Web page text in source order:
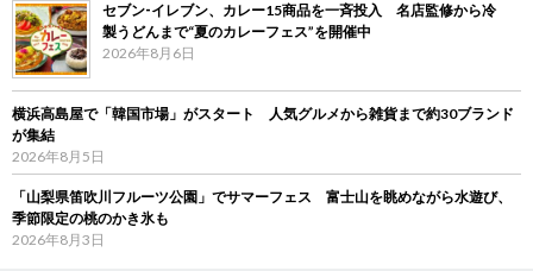
セブン‐イレブン、カレー15商品を一斉投入 名店監修から冷
製うどんまで“夏のカレーフェス”を開催中
2026年8月6日
横浜高島屋で「韓国市場」がスタート 人気グルメから雑貨まで約30ブランド
が集結
2026年8月5日
「山梨県笛吹川フルーツ公園」でサマーフェス 富士山を眺めながら水遊び、
季節限定の桃のかき氷も
2026年8月3日